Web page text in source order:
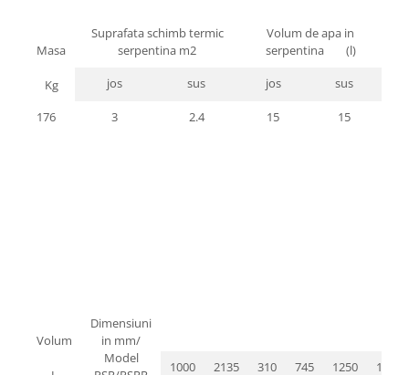
Aparate de Aer conditionat 18000
Aparate de Aer conditionat 24000
Vase de expansiune
Incazire in Pardoseala
Masa
Kg
Suprafata schimb termic
serpentina m2
Volum de apa in
serpentina (l)
jos
sus jos sus
176 3 2.4 15 15
Volum
Dimensiuni
in mm/
Model
1000 2135 310 745 1250 1710